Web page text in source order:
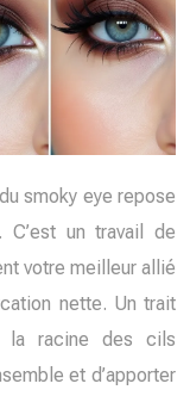
smoky eye repose
un travail de
votre meilleur allié
nette. Un trait
la racine des cils
et d’apporter